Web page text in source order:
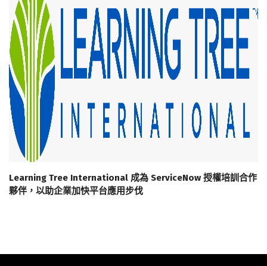
Learning Tree International 成為 ServiceNow 授權培訓合作
夥伴，以助企業加快平台應用步伐